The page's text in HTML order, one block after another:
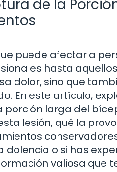
de la
puede afectar a
hasta
dolor, sino que
En este artículo,
larga del
lesión, qué la
dolencia o si has
valiosa que